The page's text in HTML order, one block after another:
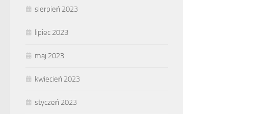
sierpień 2023
lipiec 2023
maj 2023
kwiecień 2023
styczeń 2023